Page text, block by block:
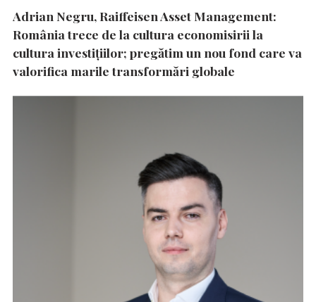
Adrian Negru, Raiffeisen Asset Management:
România trece de la cultura economisirii la
cultura investițiilor; pregătim un nou fond care va
valorifica marile transformări globale